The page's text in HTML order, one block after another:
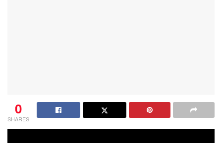
0
SHARES